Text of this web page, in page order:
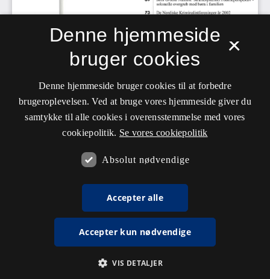
×
Denne hjemmeside
bruger cookies
Denne hjemmeside bruger cookies til at forbedre
brugeroplevelsen. Ved at bruge vores hjemmeside giver du
samtykke til alle cookies i overensstemmelse med vores
cookiepolitik. Se vores cookiepolitik
Absolut nødvendige
Accepter alle
Accepter kun nødvendige
VIS DETALJER